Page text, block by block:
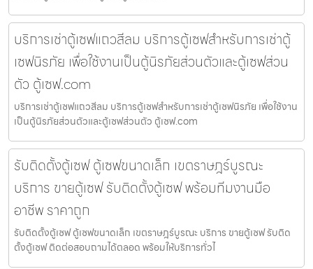
บริการเช่าตู้เซฟแถวสีลม บริการตู้เซฟสำหรับการเช่าตู้
เซฟนิรภัย เพื่อใช้งานเป็นตู้นิรภัยส่วนตัวและตู้เซฟส่วน
ตัว ตู้เซฟ.com
บริการเช่าตู้เซฟแถวสีลม บริการตู้เซฟสำหรับการเช่าตู้เซฟนิรภัย เพื่อใช้งาน
เป็นตู้นิรภัยส่วนตัวและตู้เซฟส่วนตัว ตู้เซฟ.com
รับติดตั้งตู้เซฟ ตู้เซฟขนาดเล็ก เขตราษฎร์บูรณะ
บริการ ขายตู้เซฟ รับติดตั้งตู้เซฟ พร้อมทีมงานมือ
อาชีพ ราคาถูก
รับติดตั้งตู้เซฟ ตู้เซฟขนาดเล็ก เขตราษฎร์บูรณะ บริการ ขายตู้เซฟ รับติด
ตั้งตู้เซฟ ติดต่อสอบถามได้ตลอด พร้อมให้บริการทั่วไ